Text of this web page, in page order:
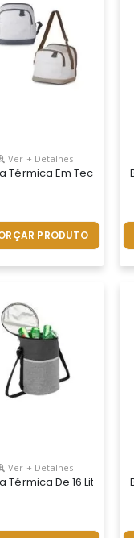
600d Na Tonalidade
Ver + Detalhes
Térmica Em Tecido
PRODUTO
Em Poliéster E
Ver + Detalhes
Térmica De 16 Litros.